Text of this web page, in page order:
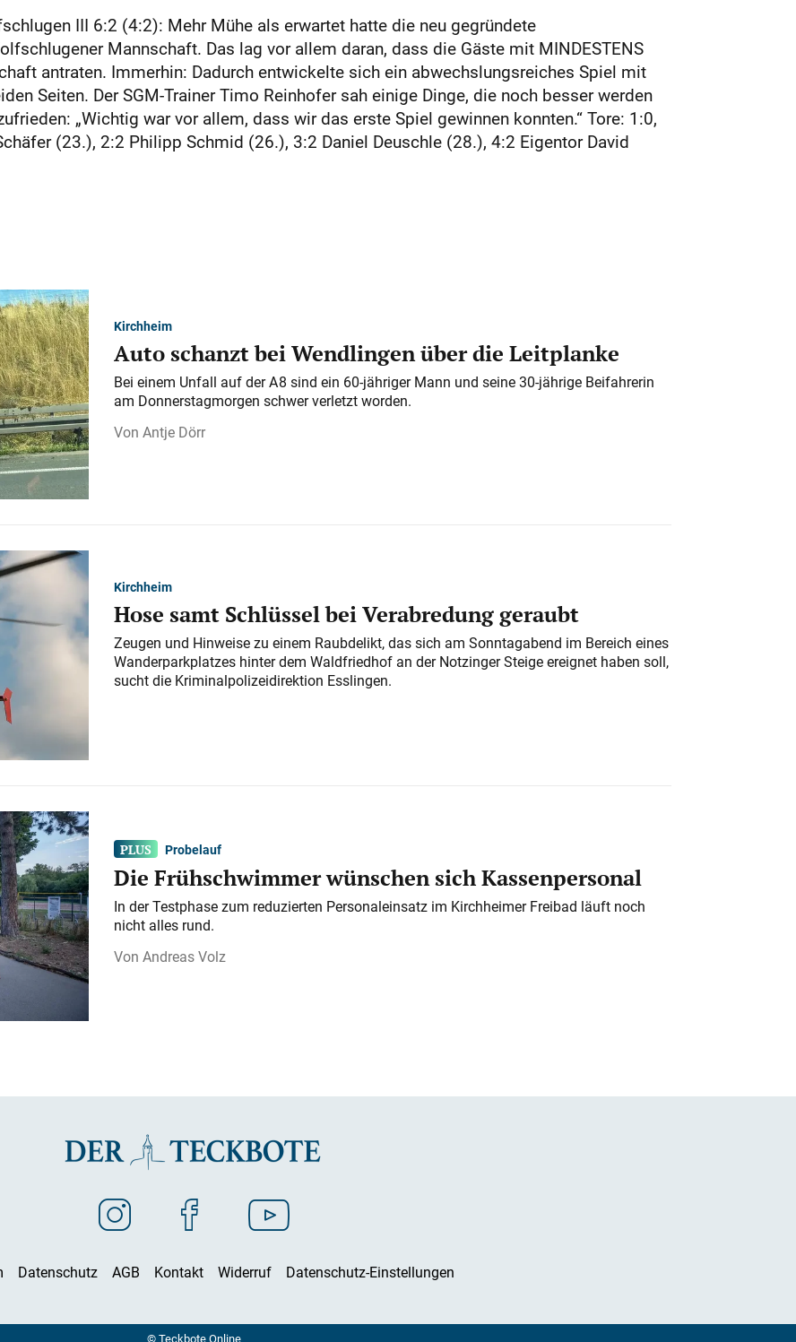
III 6:2 (4:2): Mehr Mühe als erwartet hatte die neu gegründete
Mannschaft. Das lag vor allem daran, dass die Gäste mit MINDESTENS
antraten. Immerhin: Dadurch entwickelte sich ein abwechslungsreiches Spiel mit
Seiten. Der SGM-Trainer Timo Reinhofer sah einige Dinge, die noch besser werden
„Wichtig war vor allem, dass wir das erste Spiel gewinnen konnten.“ Tore: 1:0,
(23.), 2:2 Philipp Schmid (26.), 3:2 Daniel Deuschle (28.), 4:2 Eigentor David
Kirchheim
Auto schanzt bei Wendlingen über die Leitplanke
Bei einem Unfall auf der A 8 sind ein 60-jähriger Mann und seine 30-jährige Beifahrerin
am Donnerstagmorgen schwer verletzt worden.
Antje Dörr
Kirchheim
Hose samt Schlüssel bei Verabredung geraubt
Zeugen und Hinweise zu einem Raubdelikt, das sich am Sonntagabend im Bereich eines
Wanderparkplatzes hinter dem Waldfriedhof an der Notzinger Steige ereignet haben soll,
sucht die Kriminalpolizeidirektion Esslingen.
Probelauf
Die Frühschwimmer wünschen sich Kassenpersonal
In der Testphase zum reduzierten Personaleinsatz im Kirchheimer Freibad läuft noch
nicht alles rund.
Andreas Volz
Datenschutz AGB Kontakt Widerruf Datenschutz-Einstellungen
© Teckbote Online